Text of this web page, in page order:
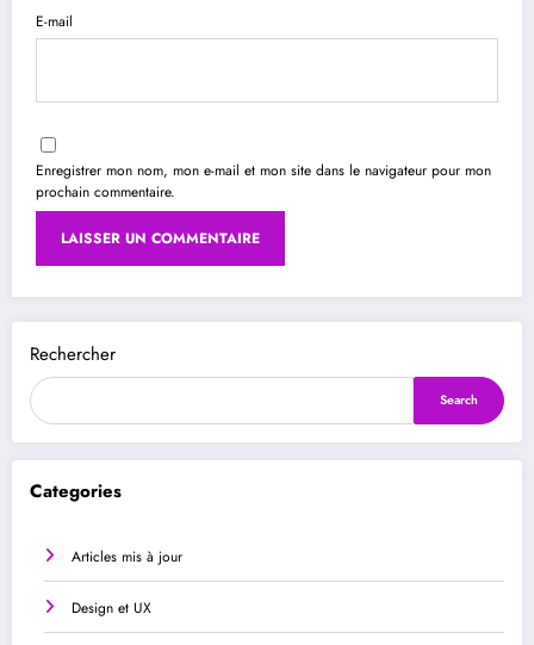
Rechercher
Search
Categories
Articles mis à jour
Design et UX
E-mail
Enregistrer mon nom, mon e-mail et mon site dans le navigateur pour mon
prochain commentaire.